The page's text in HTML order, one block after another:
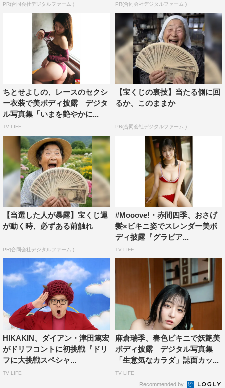
PR(合同会社デジタルファーム ) PR(合同会社デジタルファーム )
ちとせよしの、レースのセクシ
ー衣装で美ボディ披露 デジタ
ル写真集「いまを艶やかに...
TV LIFE
【宝くじの裏技】当たる側に回
るか、このままか
PR(合同会社デジタルファーム )
【当選した人が暴露】宝くじ運
が動く時、必ずある前触れ
PR(合同会社デジタルファーム )
#Mooove!・赤間四季、おさげ
髪×ビキニ姿でスレンダー美ボ
ディ披露『グラビア...
TV LIFE
HIKAKIN、ダイアン・津田篤宏
がドリフコントに初挑戦『ドリ
フに大挑戦スペシャ...
TV LIFE
麻倉瑞季、春色ビキニで妖艶美
ボディ披露 デジタル写真集
「生意気なカラダ」誌面カッ...
TV LIFE
Recommended by